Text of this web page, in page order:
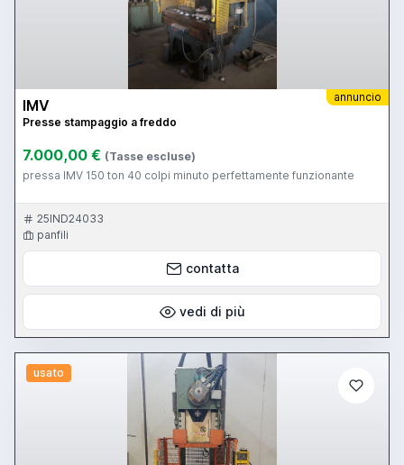
annuncio
IMV
Presse stampaggio a freddo
7.000,00 € (Tasse escluse)
pressa IMV 150 ton 40 colpi minuto perfettamente funzionante
25IND24033
panfili
contatta
vedi di più
usato